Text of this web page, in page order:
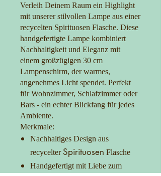
Verleih Deinem Raum ein Highlight
mit unserer stilvollen Lampe aus einer
recycelten Spirituosen Flasche. Diese
handgefertigte Lampe kombiniert
Nachhaltigkeit und Eleganz mit
einem großzügigen 30 cm
Lampenschirm, der warmes,
angenehmes Licht spendet. Perfekt
für Wohnzimmer, Schlafzimmer oder
Bars - ein echter Blickfang für jedes
Ambiente.
Merkmale:
Nachhaltiges Design aus
recycelter Spirituosen Flasche
Handgefertigt mit Liebe zum